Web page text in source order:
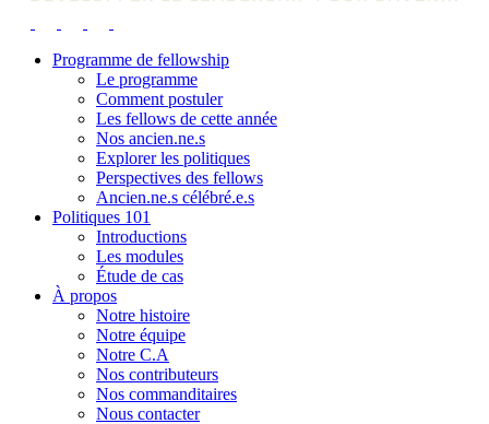
Programme de fellowship
Le programme
Comment postuler
Les fellows de cette année
Nos ancien.ne.s
Explorer les politiques
Perspectives des fellows
Ancien.ne.s célébré.e.s
Politiques 101
Introductions
Les modules
Étude de cas
À propos
Notre histoire
Notre équipe
Notre C.A
Nos contributeurs
Nos commanditaires
Nous contacter